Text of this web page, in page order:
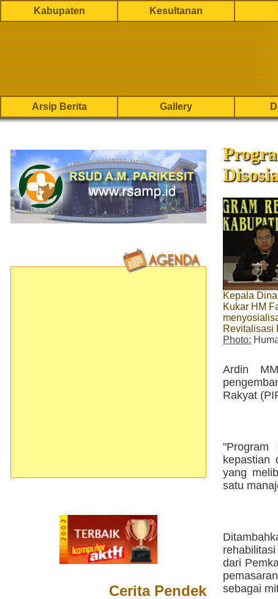
Kabupaten Kesultanan
Arsip Berita Gallery
Cerita Pendek
Kepala
Kukar HM
Revitalisasi
Photo:
Ardin
Rakyat
"Program
kepastian
yang
satu
dari
sebagai